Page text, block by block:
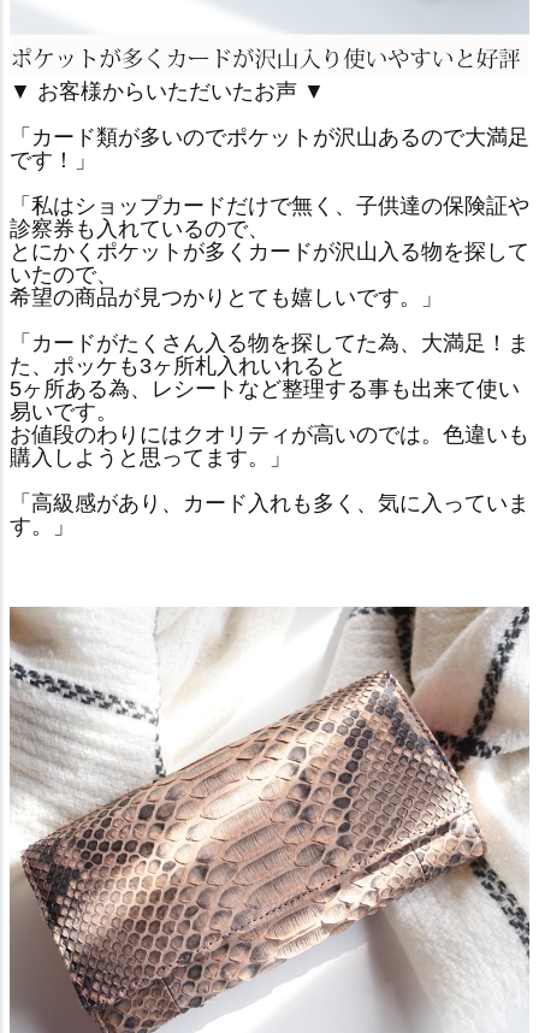
▼ お客様からいただいたお声 ▼
「カード類が多いのでポケットが沢山あるので大満足
です！」
「私はショップカードだけで無く、子供達の保険証や
診察券も入れているので、
とにかくポケットが多くカードが沢山入る物を探して
いたので、
希望の商品が見つかりとても嬉しいです。」
「カードがたくさん入る物を探してた為、大満足！ま
た、ポッケも3ヶ所札入れいれると
5ヶ所ある為、レシートなど整理する事も出来て使い
易いです。
お値段のわりにはクオリティが高いのでは。色違いも
購入しようと思ってます。」
「高級感があり、カード入れも多く、気に入っていま
す。」